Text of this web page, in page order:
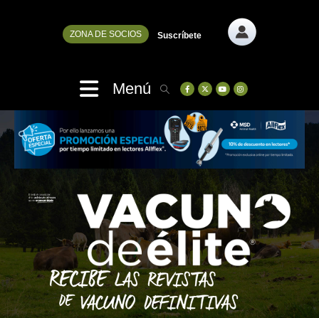
ZONA DE SOCIOS Suscríbete
Menú